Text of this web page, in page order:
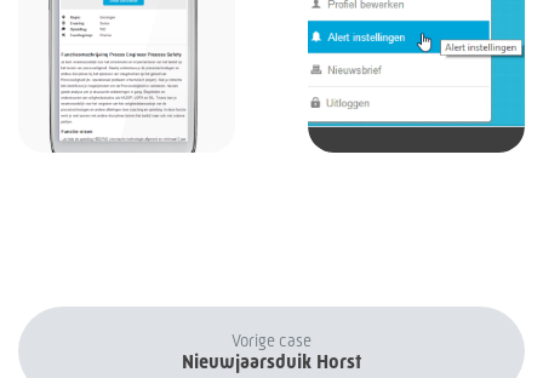
Vorige case
Nieuwjaarsduik Horst